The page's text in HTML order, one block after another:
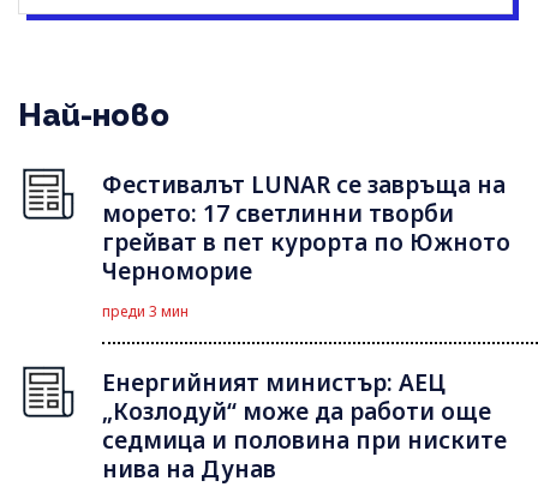
Най-ново
Фестивалът LUNAR се завръща на
морето: 17 светлинни творби
грейват в пет курорта по Южното
Черноморие
преди 3 мин
Енергийният министър: АЕЦ
„Козлодуй“ може да работи още
седмица и половина при ниските
нива на Дунав